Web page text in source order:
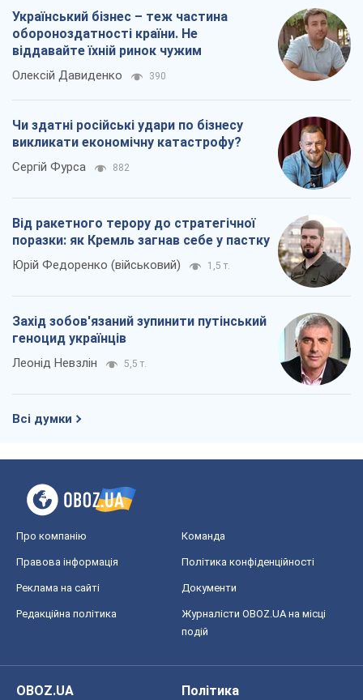
Український бізнес – теж частина
обороноздатності країни. Не
віддавайте їхній ринок чужим
Олексій Давиденко 390
Чи здатні російські удари по бізнесу
викликати економічну катастрофу?
Сергій Фурса 882
Від ракетного терору до стратегічної
поразки: як Кремль загнав себе у пастку
Юрій Федоренко (військовий) 1,5 т.
Захід зобов'язаний зупинити путінський
геноцид українців
Леонід Невзлін 5,5 т.
Всі думки
Про компанію Команда
Правова інформація Політика конфіденційності
Реклама на сайті Документи
Редакційна політика
Журналісти OBOZ.UA на місці
подій
OBOZ.UA
Політика